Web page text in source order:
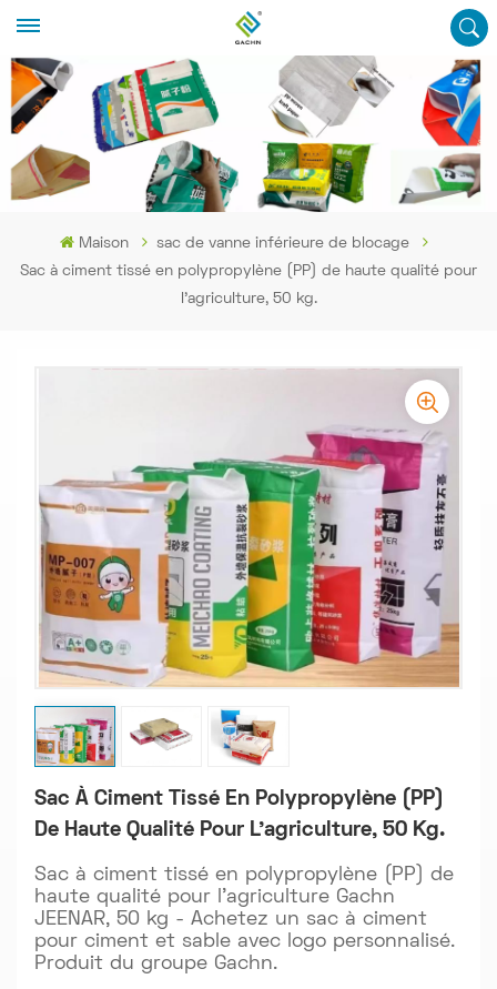
Maison
sac de vanne inférieure de blocage
Sac à ciment tissé en polypropylène (PP) de haute qualité pour
l'agriculture, 50 kg.
Sac À Ciment Tissé En Polypropylène (PP)
De Haute Qualité Pour L'agriculture, 50 Kg.
Sac à ciment tissé en polypropylène (PP) de
haute qualité pour l'agriculture Gachn
JEENAR, 50 kg - Achetez un sac à ciment
pour ciment et sable avec logo personnalisé.
Produit du groupe Gachn.